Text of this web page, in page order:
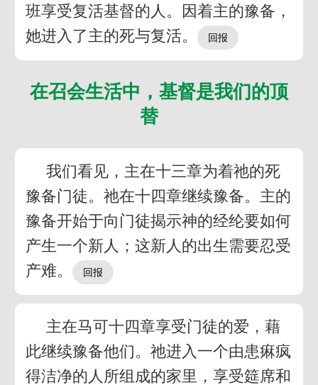
班享受复活基督的人。因着主的豫备，
她进入了主的死与复活。
在召会生活中，基督是我们的顶
替
我们看见，主在十三章为着祂的死
豫备门徒。祂在十四章继续豫备。主的
豫备开始于向门徒揭示神的经纶要如何
产生一个新人；这新人的出生需要忍受
产难。
主在马可十四章享受门徒的爱，藉
此继续豫备他们。祂进入一个由患痳疯
得洁净的人所组成的家里，享受筵席和